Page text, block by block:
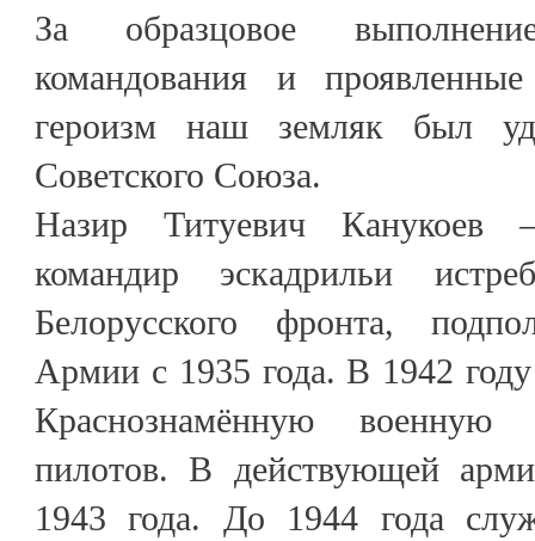
За образцовое
командования и
героизм наш земляк был
Советского Союза.
Назир Титуевич Канукоев –
командир эскадрильи
Белорусского фронта,
Армии с 1935 года. В 1942
Краснознамённую
пилотов. В действующей
1943 года. До 1944 года